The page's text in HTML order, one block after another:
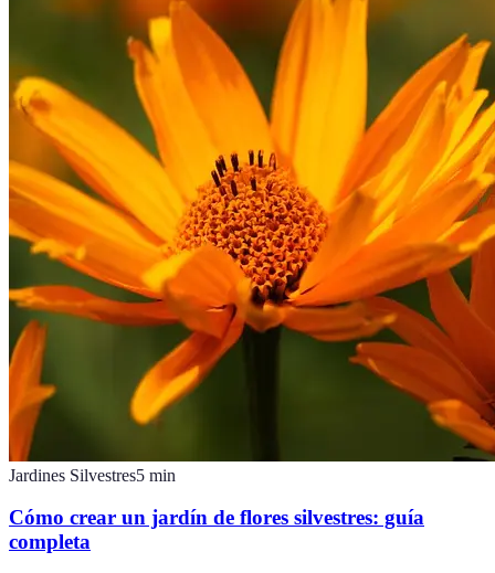
Jardines Silvestres5 min
Cómo crear un jardín de flores silvestres: guía
completa